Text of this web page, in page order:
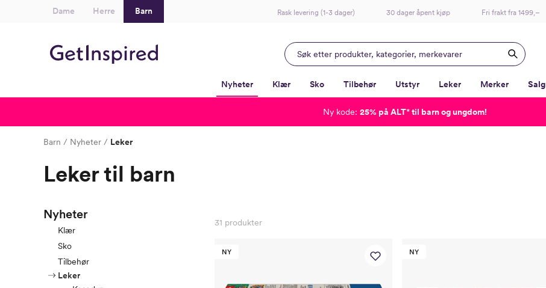
Dame Herre Barn Rask levering (1-3 dager) 30 dager åpent kjøp Fri frakt fra 1499,–
Nyheter Klær Sko Tilbehør Utstyr Leker Merker Salg
Barn Nyheter Leker
Leker til barn
Nyheter
Klær
Sko
Tilbehør
Leker
31 produkter
NY NY
Ny kode: 25% på ALT*til barn og ungdom!
-
-
-
-